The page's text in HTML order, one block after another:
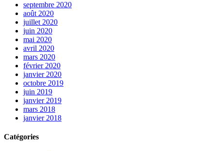
septembre 2020
août 2020
juillet 2020
juin 2020
mai 2020
avril 2020
mars 2020
février 2020
janvier 2020
octobre 2019
juin 2019
janvier 2019
mars 2018
janvier 2018
Catégories